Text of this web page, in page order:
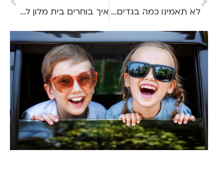
לא תאמינו כמה בגדים נכנסים: איך לארוז מזוודה לחופשה ארוכה? איך בוחרים בית מלון לחופשה חלומית בארץ?